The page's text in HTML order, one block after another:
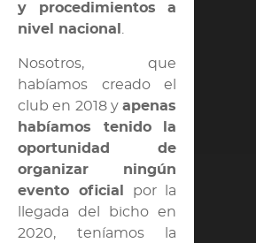
y procedimientos a
nivel nacional .
Nosotros, que
habíamos creado el
club en 2018 yapenas
habíamos tenido la
oportunidad de
organizar ningún
evento oficial
por la
llegada del bicho en
2020, teníamos la